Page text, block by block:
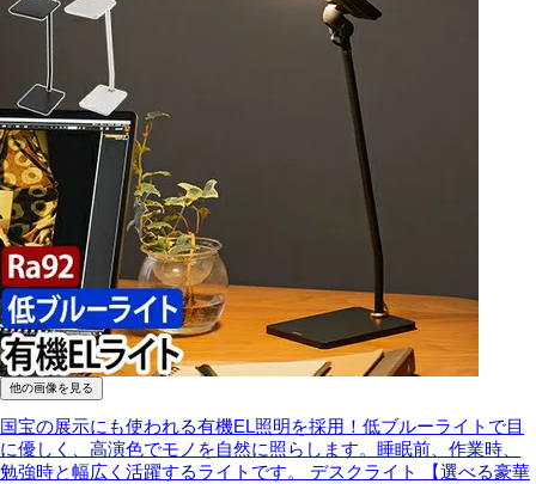
他の画像を見る
国宝の展示にも使われる有機EL照明を採用！低ブルーライトで目
に優しく、高演色でモノを自然に照らします。睡眠前、作業時、
勉強時と幅広く活躍するライトです。
デスクライト 【選べる豪華